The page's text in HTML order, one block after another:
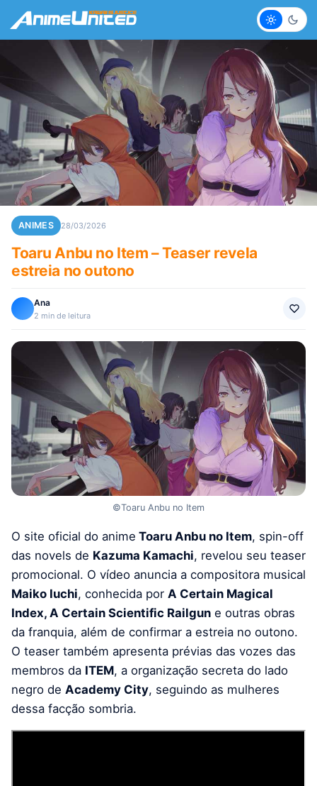
Claro
ANIMES 28/03/2026
Toaru Anbu no Item – Teaser revela
estreia no outono
Ana
2 min de leitura
©Toaru Anbu no Item
O site oficial do anime Toaru Anbu no Item, spin-off
das novels de Kazuma Kamachi, revelou seu teaser
promocional. O vídeo anuncia a compositora musical
Maiko Iuchi, conhecida por A Certain Magical
Index, A Certain Scientific Railgun e outras obras
da franquia, além de confirmar a estreia no outono.
O teaser também apresenta prévias das vozes das
membros da ITEM, a organização secreta do lado
negro de Academy City, seguindo as mulheres
dessa facção sombria.